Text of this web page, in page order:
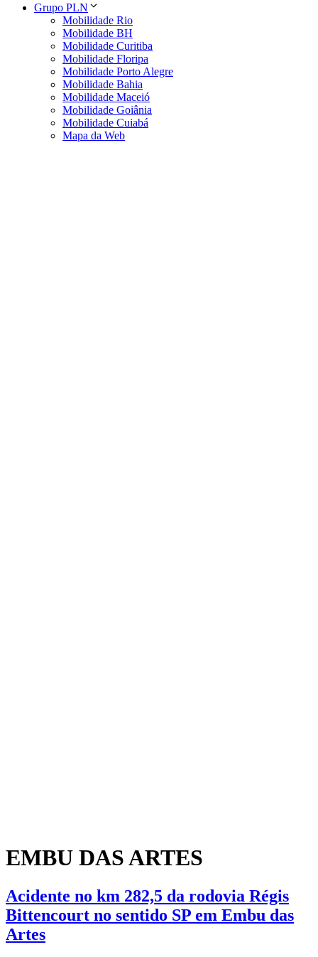
Grupo PLN
Mobilidade Rio
Mobilidade BH
Mobilidade Curitiba
Mobilidade Floripa
Mobilidade Porto Alegre
Mobilidade Bahia
Mobilidade Maceió
Mobilidade Goiânia
Mobilidade Cuiabá
Mapa da Web
EMBU DAS ARTES
Acidente no km 282,5 da rodovia Régis
Bittencourt no sentido SP em Embu das
Artes